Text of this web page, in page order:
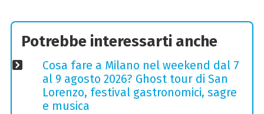
Potrebbe interessarti anche
Cosa fare a Milano nel weekend dal 7
al 9 agosto 2026? Ghost tour di San
Lorenzo, festival gastronomici, sagre
e musica